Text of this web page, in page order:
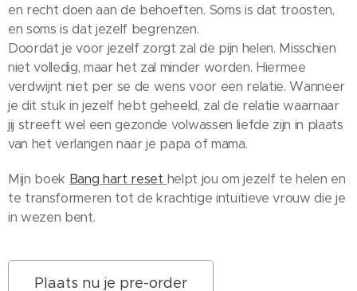
en recht doen aan de behoeften. Soms is dat troosten,
en soms is dat jezelf begrenzen.
Doordat je voor jezelf zorgt zal de pijn helen. Misschien
niet volledig, maar het zal minder worden. Hiermee
verdwijnt niet per se de wens voor een relatie. Wanneer
je dit stuk in jezelf hebt geheeld, zal de relatie waarnaar
jij streeft wel een gezonde volwassen liefde zijn in plaats
van het verlangen naar je papa of mama.
Mijn boek Bang hart reset helpt jou om jezelf te helen en
te transformeren tot de krachtige intuïtieve vrouw die je
in wezen bent.
Plaats nu je pre-order